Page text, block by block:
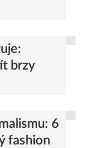
brzy
6
fashion